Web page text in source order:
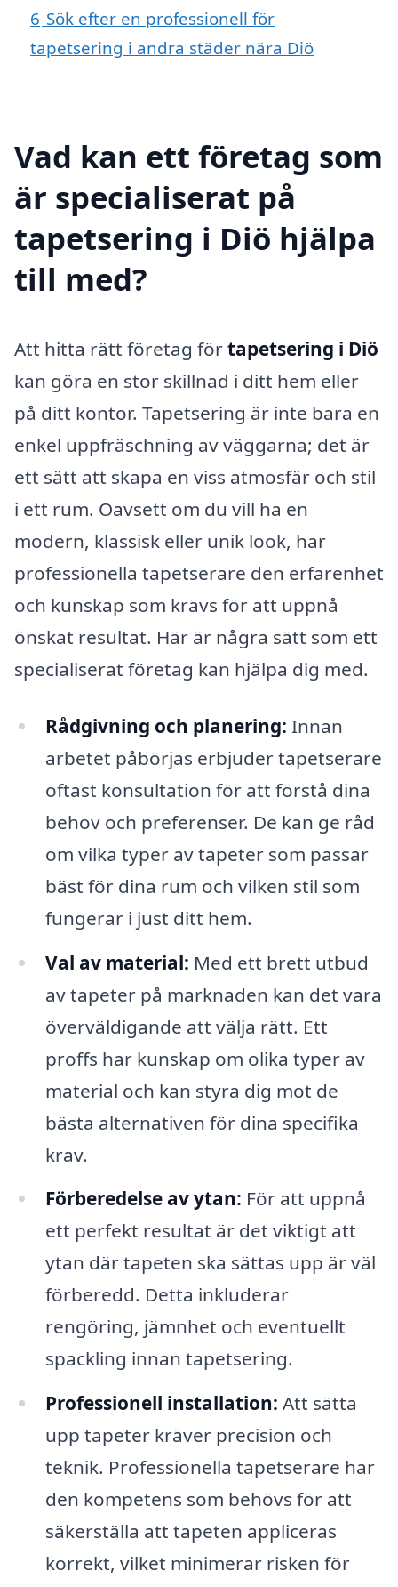
6 Sök efter en professionell för
tapetsering i andra städer nära Diö
Vad kan ett företag som
är specialiserat på
tapetsering i Diö hjälpa
till med?
Att hitta rätt företag förtapetsering i Diö
kan göra en stor skillnad i ditt hem eller
på ditt kontor. Tapetsering är inte bara en
enkel uppfräschning av väggarna; det är
ett sätt att skapa en viss atmosfär och stil
i ett rum. Oavsett om du vill ha en
modern, klassisk eller unik look, har
professionella tapetserare den erfarenhet
och kunskap som krävs för att uppnå
önskat resultat. Här är några sätt som ett
specialiserat företag kan hjälpa dig med.
Rådgivning och planering: Innan
arbetet påbörjas erbjuder tapetserare
oftast konsultation för att förstå dina
behov och preferenser. De kan ge råd
om vilka typer av tapeter som passar
bäst för dina rum och vilken stil som
fungerar i just ditt hem.
Val av material: Med ett brett utbud
av tapeter på marknaden kan det vara
överväldigande att välja rätt. Ett
proffs har kunskap om olika typer av
material och kan styra dig mot de
bästa alternativen för dina specifika
krav.
Förberedelse av ytan: För att uppnå
ett perfekt resultat är det viktigt att
ytan där tapeten ska sättas upp är väl
förberedd. Detta inkluderar
rengöring, jämnhet och eventuellt
spackling innan tapetsering.
Professionell installation: Att sätta
upp tapeter kräver precision och
teknik. Professionella tapetserare har
den kompetens som behövs för att
säkerställa att tapeten appliceras
korrekt, vilket minimerar risken för